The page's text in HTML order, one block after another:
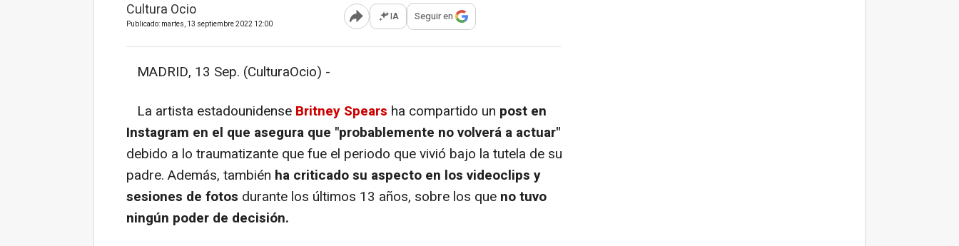
Cultura Ocio
Publicado: martes, 13 septiembre 2022 12:00 Abrir opciones para compartir
IA Seguir en
MADRID, 13 Sep. (CulturaOcio) -
La artista estadounidense Britney Spears ha compartido un post en
Instagram en el que asegura que "probablemente no volverá a actuar"
debido a lo traumatizante que fue el periodo que vivió bajo la tutela de su
padre. Además, también ha criticado su aspecto en los videoclips y
sesiones de fotos durante los últimos 13 años, sobre los que no tuvo
ningún poder de decisión.